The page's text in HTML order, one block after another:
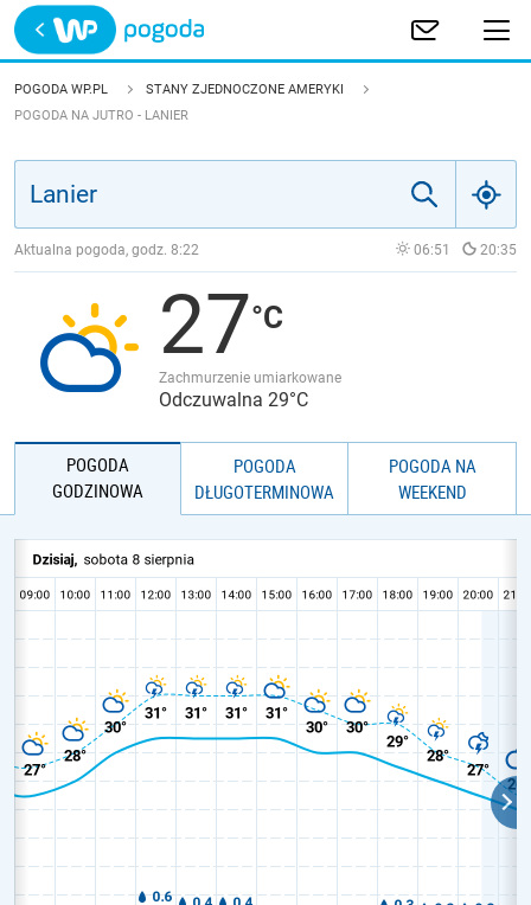
Trwa ładowanie
POLSKA
JAKOŚĆ POWIETRZA
POGODA WP.PL
STANY ZJEDNOCZONE AMERYKI
POGODA NA JUTRO - LANIER
Aktualna pogoda, godz. 8:22 06:51 20:35
27
Zachmurzenie umiarkowane
Odczuwalna 29°C
POGODA
GODZINOWA
POGODA
DŁUGOTERMINOWA
POGODA NA
WEEKEND